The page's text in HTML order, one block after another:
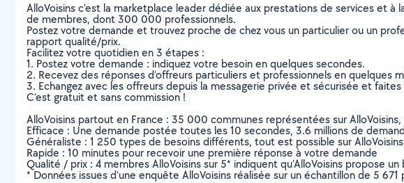
AlloVoisins c’est la marketplace leader dédiée aux prestations de services et
de membres, dont 300 000 professionnels.
Postez votre demande et trouvez proche de chez vous un particulier ou un
rapport qualité/prix.
Facilitez votre quotidien en 3 étapes :
1. Postez votre demande : indiquez votre besoin en quelques secondes.
2. Recevez des réponses d’offreurs particuliers et professionnels en quelques
3. Echangez avec les offreurs depuis la messagerie privée et sécurisée et
C’est gratuit et sans commission !
AlloVoisins partout en France : 35 000 communes représentées sur
Efficace : Une demande postée toutes les 10 secondes, 3.6 millions de
Généraliste : 1 250 types de besoins différents, tout est possible sur
Rapide : 10 minutes pour recevoir une première réponse à votre demande
Qualité / prix : 4 membres AlloVoisins sur 5* indiquent qu’AlloVoisins propose
* Données issues d’une enquête AlloVoisins réalisée sur un échantillon de 5